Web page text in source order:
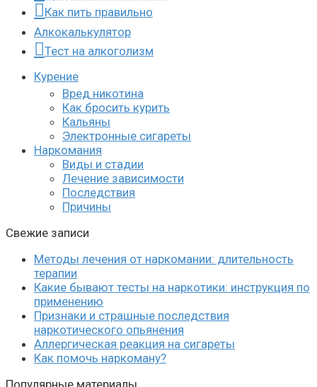
Как пить правильно
Алкокалькулятор
Тест на алкоголизм
Курение
Вред никотина
Как бросить курить
Кальяны
Электронные сигареты
Наркомания
Виды и стадии
Лечение зависимости
Последствия
Причины
Свежие записи
Методы лечения от наркомании: длительность
терапии
Какие бывают тесты на наркотики: инструкция по
применению
Признаки и страшные последствия
наркотического опьянения
Аллергическая реакция на сигареты
Как помочь наркоману?